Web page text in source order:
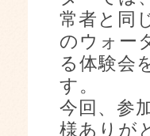
常者と同
のウォー
る体験会
す。
今回、参
様ありが